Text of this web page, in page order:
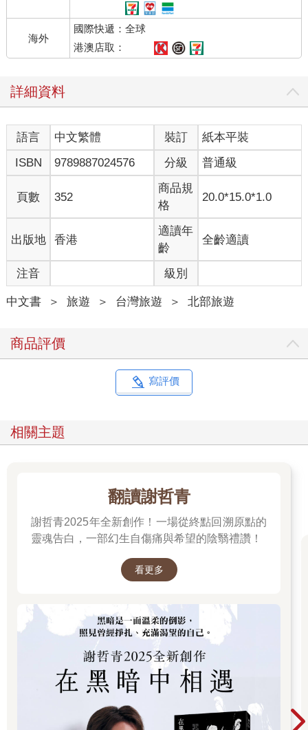
海外
國際快遞：全球
港澳店取：
詳細資料
語言 中文繁體 裝訂
紙本平裝
ISBN
9789887024576 分級 普通級
頁數 352
商品規
格
20.0*15.0*1.0
出版地 香港
適讀年
齡
全齡適讀
注音 級別
中文書 ＞ 旅遊 ＞ 台灣旅遊 ＞ 北部旅遊
商品評價
寫評價
相關主題
翻讀謝哲青
謝哲青2025年全新創作！一場從終點回溯原點的
靈魂告白，一部幻生自傷痛與希望的陰翳禮讚！
看更多